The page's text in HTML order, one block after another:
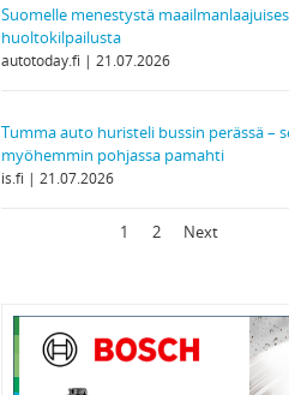
Suomelle menestystä
huoltokilpailusta
autotoday.fi 21.07.2026
Tumma auto huristeli bussin perässä –
myöhemmin pohjassa pamahti
is.fi 21.07.2026
1 2 Next